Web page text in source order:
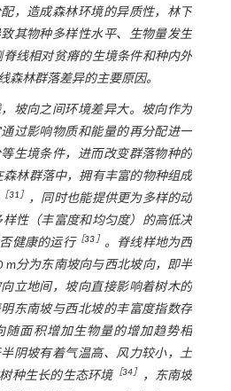
，造成森林环境的异质性，林下
其物种多样性水平、生物量发生
脊线相对贫瘠的生境条件和种内外
森林群落差异的主要原因。
坡向之间环境差异大。坡向作为
过影响物质和能量的再分配进一
生境条件，进而改变群落物种的
森林群落中，拥有丰富的物种组成
［31 ］
，同时也能提供更为多样的动
样性（丰富度和均匀度）的高低决
健康的运行［33 ］ 。脊线样地为西
m分为东南坡向与西北坡向，即半
立地间，坡向直接影响着树木的
东南坡与西北坡的丰富度指数存
随面积增加生物量的增加趋势相
阴坡有着气温高、风力较小，土
种生长的生态环境［34］
，东南坡